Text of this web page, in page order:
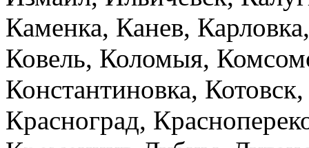
Каменка, Канев,
Ковель, Коломыя,
Константиновка,
Красноград,